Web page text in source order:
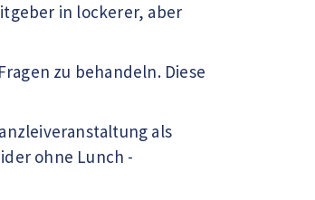
in lockerer, aber
zu behandeln. Diese
als
ohne Lunch -